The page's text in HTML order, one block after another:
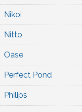
Nikoi
Nitto
Oase
Perfect Pond
Philips